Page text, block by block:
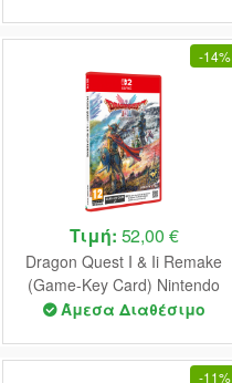
-14%
Τιμή: 52,00 €
Dragon Quest I & Ii Remake
(Game-Key Card) Nintendo
Switch 2 NEW
Άμεσα Διαθέσιμο
-11%